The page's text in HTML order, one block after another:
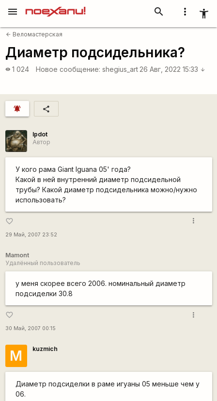
more_vert accessibility_new
search
menu
arrow_back Веломастерская
Диаметр подсидельника?
visibility 1 024 Новое сообщение: shegius_art 26 Авг, 2022 15:33 arrow_downward
notifications_active share
lpdot
Автор
У кого рама Giant Iguanа 05' года?
Какой в ней внутренний диаметр подсидельной
трубы? Какой диаметр подсидельника можно/нужно
использовать?
favorite_border
29 Май, 2007 23:52
more_vert
Mamont
Удалённый пользователь
у меня скорее всего 2006. номинальный диаметр
подсиделки 30.8
favorite_border
30 Май, 2007 00:15
more_vert
М kuzmich
Диаметр подсиделки в раме игуаны 05 меньше чем у
06.